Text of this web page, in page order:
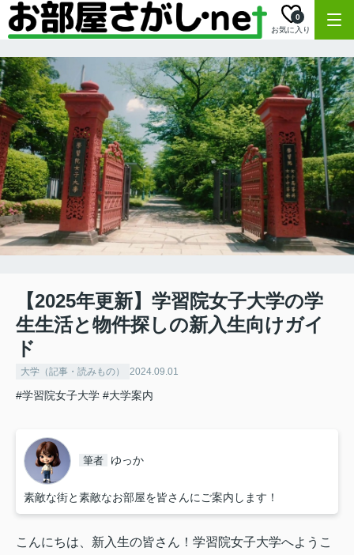
お気に入り
0
【2025年更新】学習院女子大学の学
生生活と物件探しの新入生向けガイ
ド
大学（記事・読みもの） 2024.09.01
#学習院女子大学 #大学案内
筆者 ゆっか
素敵な街と素敵なお部屋を皆さんにご案内します！
こんにちは、新入生の皆さん！学習院女子大学へようこ